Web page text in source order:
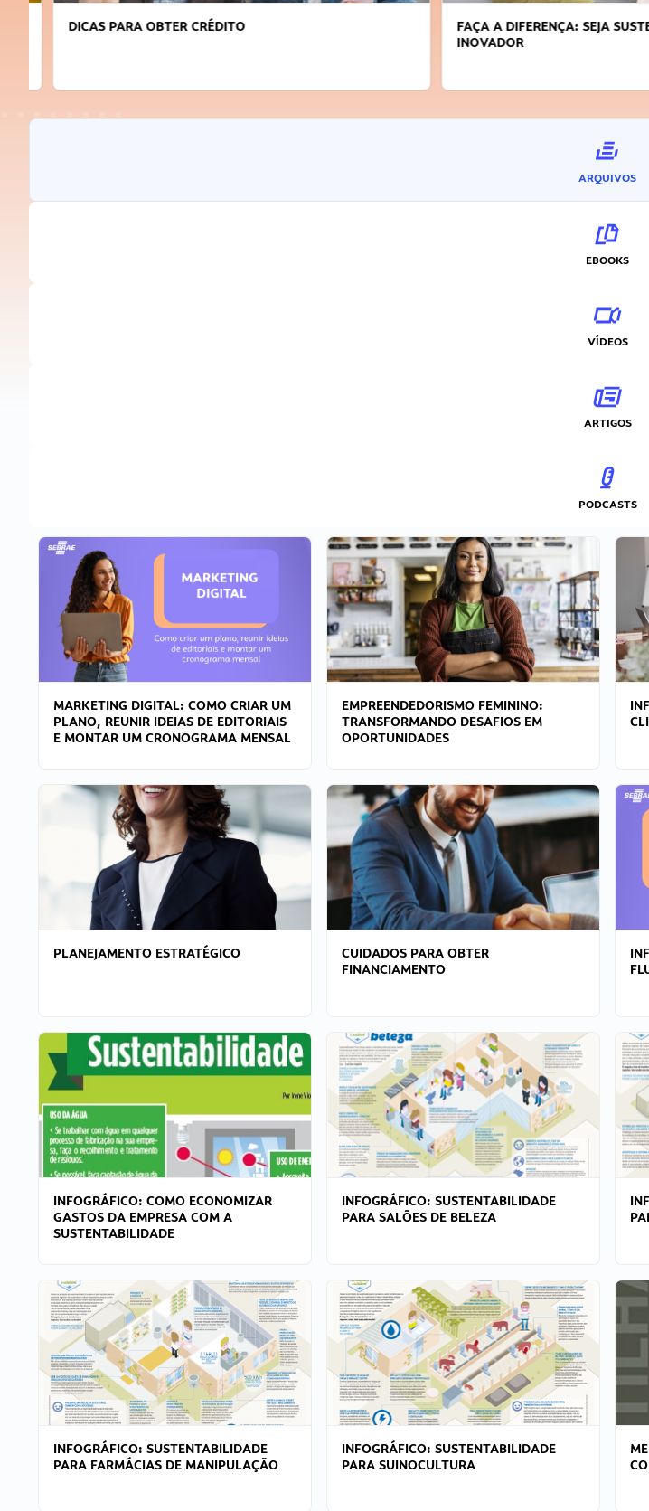
DICAS PARA OBTER CRÉDITO
FAÇA A DIFERENÇA: SEJA
INOVADOR
ARQUIVOS
EBOOKS
VÍDEOS
ARTIGOS
PODCASTS
MARKETING DIGITAL: COMO CRIAR UM
PLANO, REUNIR IDEIAS DE EDITORIAIS
E MONTAR UM CRONOGRAMA MENSAL
EMPREENDEDORISMO FEMININO:
TRANSFORMANDO DESAFIOS EM
OPORTUNIDADES
PLANEJAMENTO ESTRATÉGICO
CUIDADOS PARA OBTER
FINANCIAMENTO
INFOGRÁFICO: COMO ECONOMIZAR
GASTOS DA EMPRESA COM A
SUSTENTABILIDADE
INFOGRÁFICO: SUSTENTABILIDADE
PARA SALÕES DE BELEZA
INFOGRÁFICO: SUSTENTABILIDADE
PARA FARMÁCIAS DE MANIPULAÇÃO
INFOGRÁFICO: SUSTENTABILIDADE
PARA SUINOCULTURA